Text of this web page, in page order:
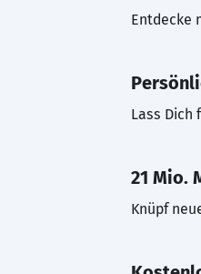
Entdecke
Lass Dich
21 Mio.
Knüpf